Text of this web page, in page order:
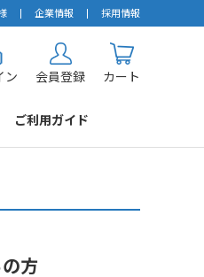
企業情報 採用情報
ン 会員登録 カート
ご利用ガイド
方